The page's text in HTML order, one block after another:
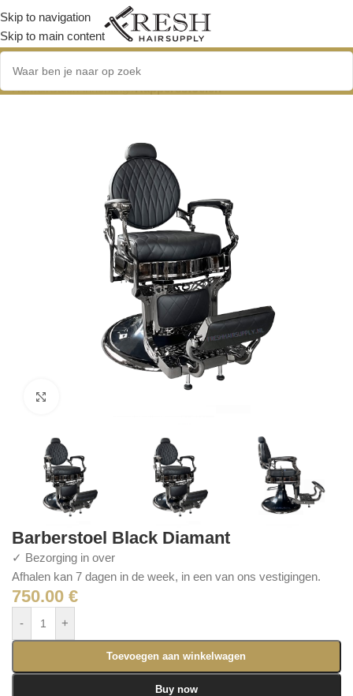
Skip to navigation
Skip to main content
Home/ Salon-inrichting/ Kappersstoelen
Barberstoel Black Diamant
✓ Bezorging in over
Afhalen kan 7 dagen in de week, in een van ons vestigingen.
750.00 €
- +
Toevoegen aan winkelwagen
Buy now